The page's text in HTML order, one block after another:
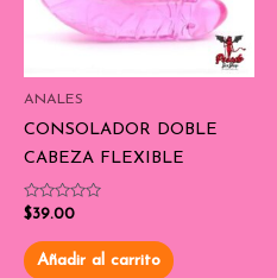
ANALES
CONSOLADOR DOBLE
CABEZA FLEXIBLE
Valorado
de
5
$39.00
Añadir al carrito